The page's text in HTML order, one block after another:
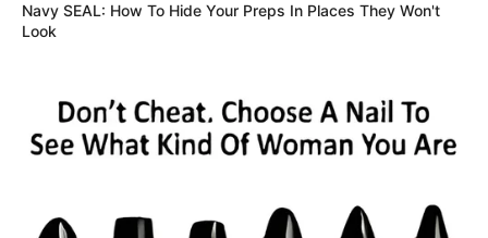
Navy SEAL: How To Hide Your Preps In Places They Won't
Look